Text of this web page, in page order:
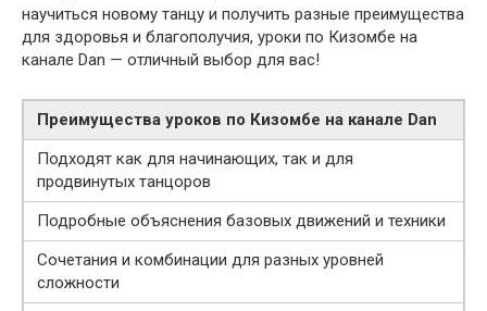
научиться новому танцу и получить разные преимущества
для здоровья и благополучия, уроки по Кизомбе на
канале Dan — отличный выбор для вас!
Преимущества уроков по Кизомбе на канале Dan
Подходят как для начинающих, так и для
продвинутых танцоров
Подробные объяснения базовых движений и техники
Сочетания и комбинации для разных уровней
сложности